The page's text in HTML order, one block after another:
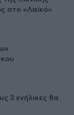
στο «Λαϊκό»
3 ενήλικες θα